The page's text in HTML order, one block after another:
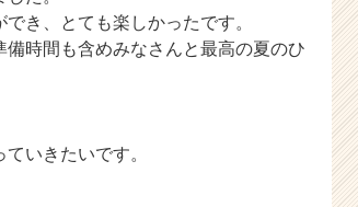
き、とても楽しかったです。
時間も含めみなさんと最高の夏のひ
いきたいです。